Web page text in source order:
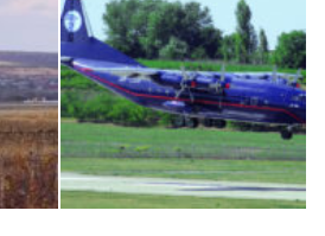
Airbus A319-114 D-AILN, Lufthansa, Франкфурт-Кишинев, 24/06/18 Boeing 737 MAX 8, TC-LCC